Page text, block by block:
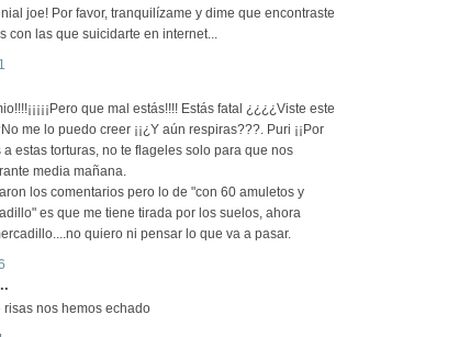
joe! Por favor, tranquilízame y dime que encontraste
con las que suicidarte en internet...
que mal estás!!!! Estás fatal ¿¿¿¿Viste este
me lo puedo creer ¡¡¿Y aún respiras???. Puri ¡¡Por
a estas torturas, no te flageles solo para que nos
media mañana.
los comentarios pero lo de "con 60 amuletos y
es que me tiene tirada por los suelos, ahora
quiero ni pensar lo que va a pasar.
nos hemos echado